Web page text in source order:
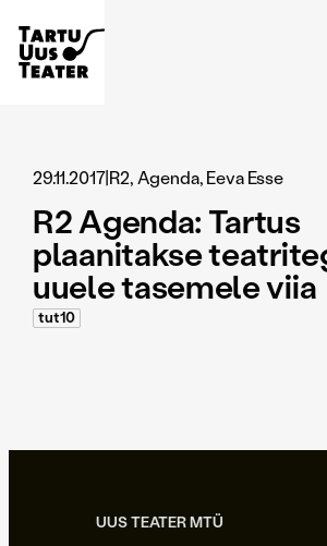
29.11.2017|R2, Agenda, Eeva Esse
R2 Agenda: Tartus
plaanitakse
uuele tasemele viia
tut10
UUS TEATER MTÜ